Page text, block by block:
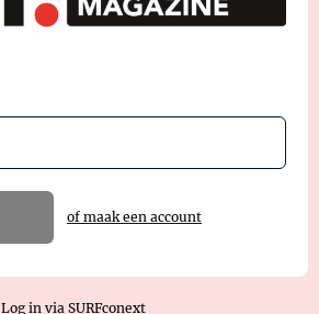
of maak een account
Log in via SURFconext